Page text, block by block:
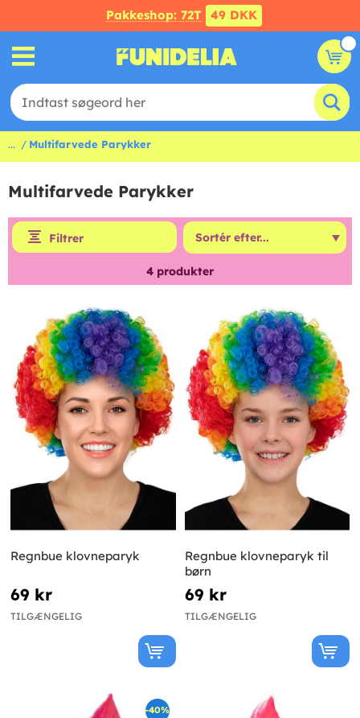
Pakkeshop: 72T 49 DKK
... Multifarvede Parykker
Multifarvede Parykker
Filtrer
4 produkter
Regnbue klovneparyk
69 kr
TILGÆNGELIG
Regnbue klovneparyk til
børn
69 kr
TILGÆNGELIG
-40%